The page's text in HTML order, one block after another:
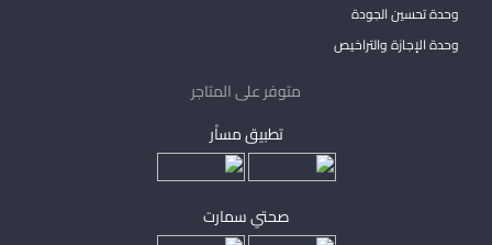
وحدة تحسين الجودة
وحدة الإجازة والتراخيص
متوفر على المتاجر
تطبيق مساْر
صحتي سمارت